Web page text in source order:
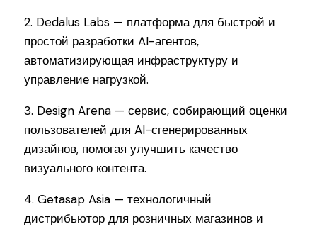
2. Dedalus Labs — платформа для быстрой и
простой разработки AI-агентов,
автоматизирующая инфраструктуру и
управление нагрузкой.
3. Design Arena — сервис, собирающий оценки
пользователей для AI-сгенерированных
дизайнов, помогая улучшить качество
визуального контента.
4. Getasap Asia — технологичный
дистрибьютор для розничных магазинов и